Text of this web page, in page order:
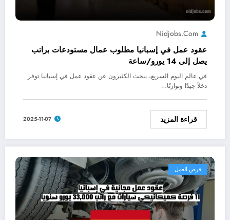
Nidjobs.com
عقود عمل في إسبانيا مطلوب عمال مستودعات براتب
يصل إلى 14 يورو/ساعة
في عالم اليوم السريع، يبحث الكثيرون عن عقود عمل في إسبانيا توفر
دخلاً جيدًا وتوازنًا…
قراءة المزيد 2025-11-07
فرص العمل